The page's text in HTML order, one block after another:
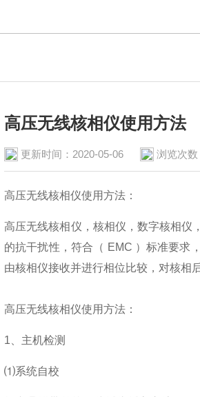
高压无线核相仪使用方法
更新时间：2020-05-06 浏览次数
高压无线核相仪使用方法：
高压无线核相仪，核相仪，数字核相仪
的抗干扰性，符合（ EMC ）标准要求
由核相仪接收并进行相位比较，对核相
高压无线核相仪使用方法：
1、主机检测
⑴系统自校